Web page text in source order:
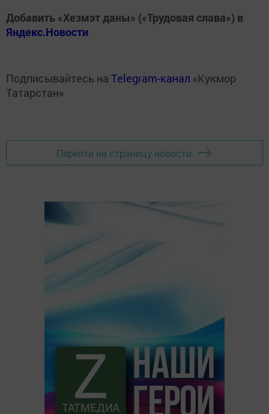
Добавить «Хезмэт даны» («Трудовая слава») в
Яндекс.Новости
Подписывайтесь на Telegram-канал «Кукмор
Татарстан»
Перейти на страницу новости